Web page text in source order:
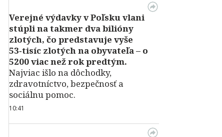
Verejné výdavky v Poľsku vlani
stúpli na takmer dva bilióny
zlotých, čo predstavuje vyše
53‑tisíc zlotých na obyvateľa – o
5200 viac než rok predtým.
Najviac išlo na dôchodky,
zdravotníctvo, bezpečnosť a
sociálnu pomoc.
10:41